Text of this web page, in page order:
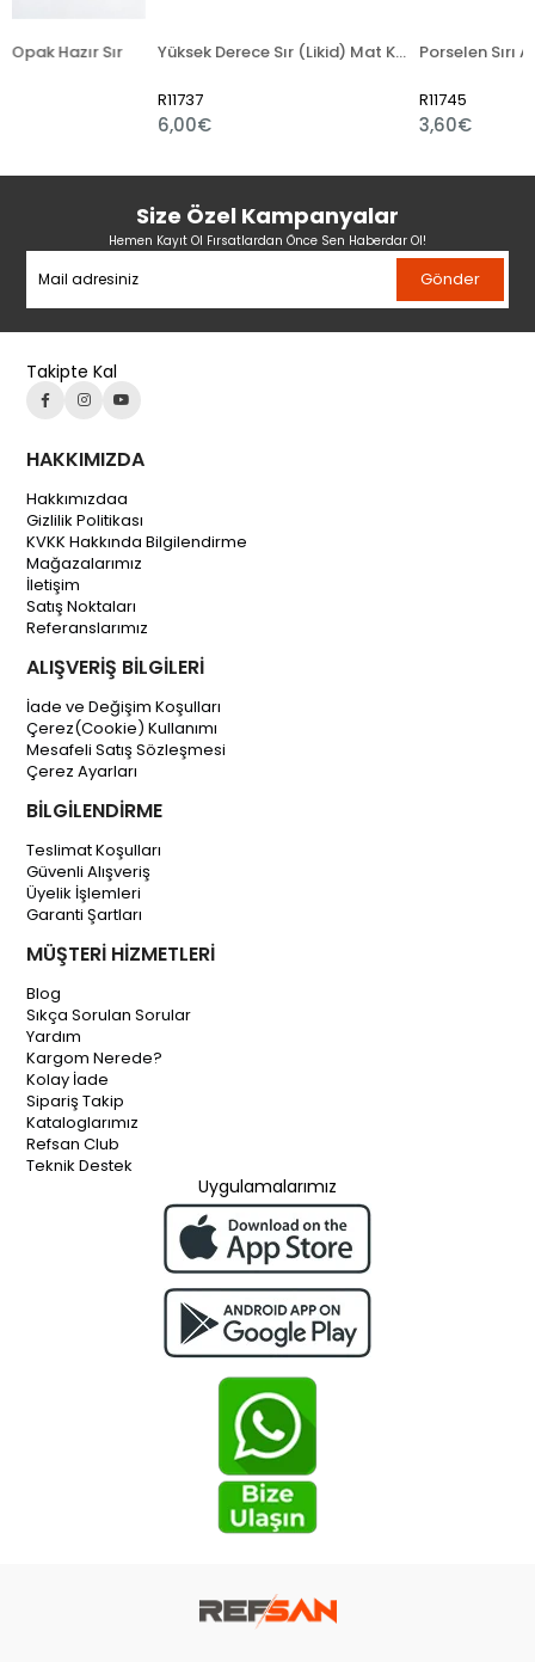
Sır Yüksek Derece Sır (Likid) Mat Kobalt Siyah 789
Size Özel Kampanyalar
Hemen Kayıt Ol Fırsatlardan Önce Sen Haberdar Ol!
Gönder
Takipte Kal
HAKKIMIZDA
Hakkımızdaa
Gizlilik Politikası
KVKK Hakkında Bilgilendirme
Mağazalarımız
İletişim
Satış Noktaları
Referanslarımız
ALIŞVERİŞ BİLGİLERİ
İade ve Değişim Koşulları
Çerez(Cookie) Kullanımı
Mesafeli Satış Sözleşmesi
Çerez Ayarları
BİLGİLENDİRME
Teslimat Koşulları
Güvenli Alışveriş
Üyelik İşlemleri
Garanti Şartları
MÜŞTERİ HİZMETLERİ
Blog
Sıkça Sorulan Sorular
Yardım
Kargom Nerede?
Kolay İade
Sipariş Takip
Kataloglarımız
Refsan Club
Teknik Destek
Uygulamalarımız